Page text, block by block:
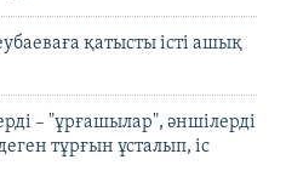
қатысты істі ашық
– "ұрғашылар", әншілерді
тұрғын ұсталып, іс